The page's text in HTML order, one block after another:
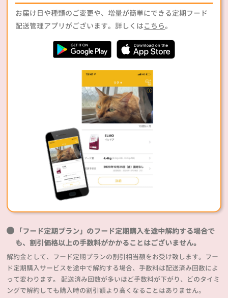
お届け日や種類のご変更や、増量が簡単にできる定期フード
配送管理アプリがございます。詳しくはこちら。
「フード定期プラン」のフード定期購入を途中解約する場合で
も、割引価格以上の手数料がかかることはございません。
解約金として、フード定期プランの割引相当額をお受け致します。フー
ド定期購入サービスを途中で解約する場合、手数料は配送済み回数によ
って変わります。 配送済み回数が多いほど手数料が下がり、どのタイミ
ングで解約しても購入時の割引額より高くなることはありません。